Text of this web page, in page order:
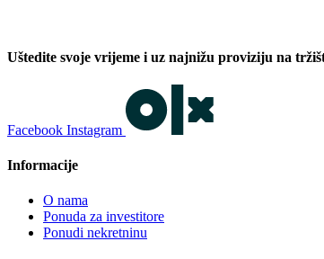
Uštedite svoje vrijeme i uz najnižu proviziju na
Facebook Instagram
Informacije
O nama
Ponuda za investitore
Ponudi nekretninu